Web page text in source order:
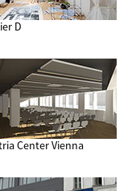
D
Center Vienna